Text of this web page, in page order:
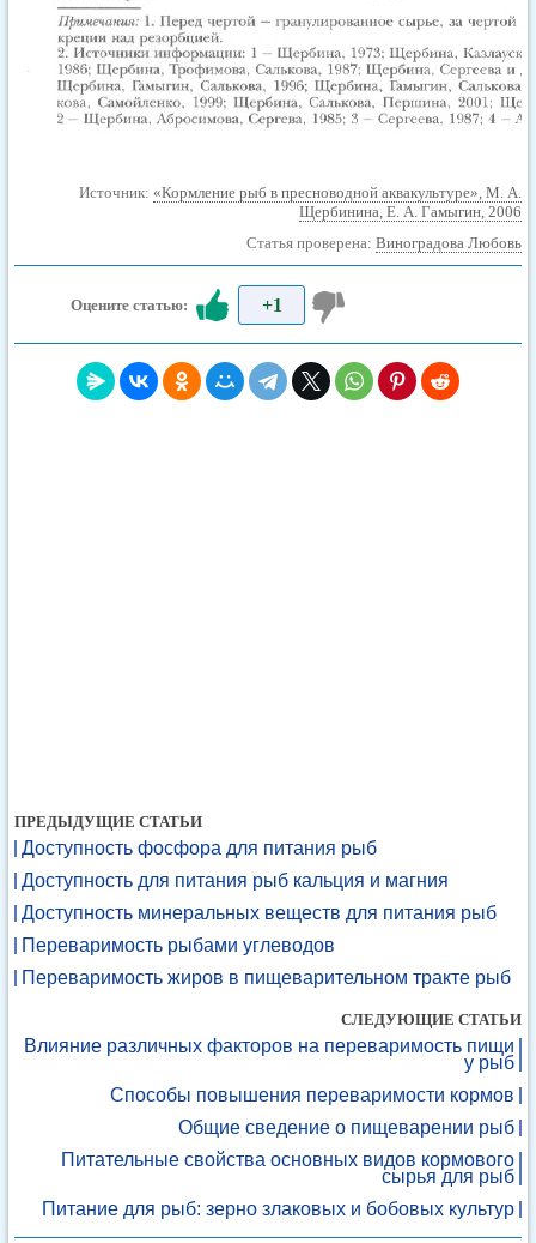
Источник: «Кормление рыб в пресноводной аквакультуре», М. А.
Щербинина, Е. А. Гамыгин, 2006
Статья проверена: Виноградова Любовь
Оцените статью: +1
ПРЕДЫДУЩИЕ СТАТЬИ
Доступность фосфора для питания рыб
Доступность для питания рыб кальция и магния
Доступность минеральных веществ для питания рыб
Переваримость рыбами углеводов
Переваримость жиров в пищеварительном тракте рыб
СЛЕДУЮЩИЕ СТАТЬИ
Влияние различных факторов на переваримость пищи
у рыб
Способы повышения переваримости кормов
Общие сведение о пищеварении рыб
Питательные свойства основных видов кормового
сырья для рыб
Питание для рыб: зерно злаковых и бобовых культур